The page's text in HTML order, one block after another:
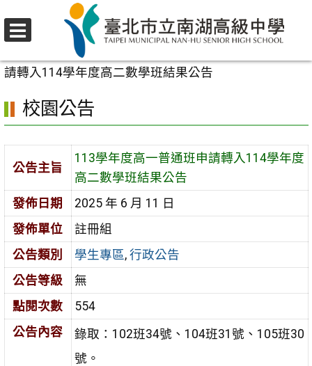
至
要
區
校園公告
請轉入114學年度高二數學班結果公告
校園公告
公告主旨
113學年度高一普通班申請轉入114學年度
高二數學班結果公告
發佈日期
2025 年 6 月 11 日
發佈單位
註冊組
公告類別
學生專區, 行政公告
公告等級
無
點閱次數
554
公告內容
錄取：102班34號、104班31號、105班30
號。
選
單